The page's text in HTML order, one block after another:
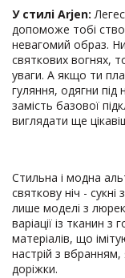
У стилі Arjen:
допоможе тобі
невагомий образ.
святкових вогнях,
уваги. А якщо ти
гуляння, одягни під
замість базової
виглядати ще
Стильна і модна
святкову ніч -
лише моделі з
варіації із тканин
матеріалів, що
настрій з
доріжки.